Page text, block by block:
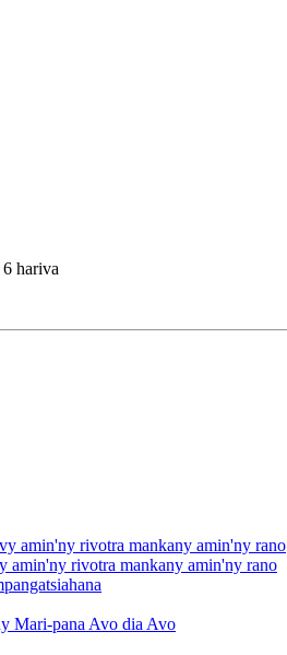
hariva
amin'ny rivotra mankany amin'ny rano
amin'ny rivotra mankany amin'ny rano
Mari-pana Avo dia Avo